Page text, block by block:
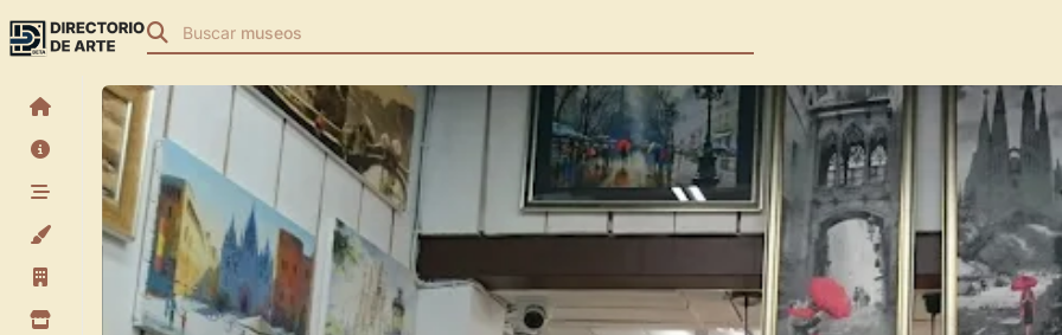
Buscar museos